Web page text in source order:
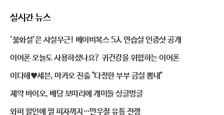
실시간 뉴스
'불화설'은 사실무근! 베이비복스 5人 연습실 인증샷 공개
이어폰 오늘도 사용하셨나요? 귀건강을 위협하는 이어폰
이다해♥세븐, 마카오 진출 "다정한 부부 금실 뽐내"
제약 바이오, 배당 보따리에 개미들 싱글벙글
와퍼 할인에 펄 피자까지…만우절 유통 전쟁